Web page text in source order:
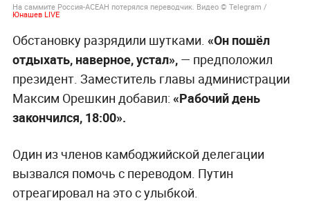
На саммите Россия-АСЕАН потерялся переводчик. Видео © Telegram /
Юнашев LIVE
Обстановку разрядили шутками. «Он пошёл
отдыхать, наверное, устал»,— предположил
президент. Заместитель главы администрации
Максим Орешкин добавил: «Рабочий день
закончился, 18:00».
Один из членов камбоджийской делегации
вызвался помочь с переводом. Путин
отреагировал на это с улыбкой.